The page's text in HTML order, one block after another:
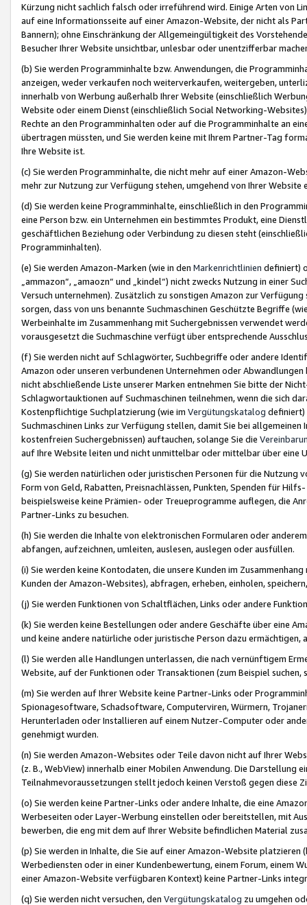
Kürzung nicht sachlich falsch oder irreführend wird. Einige Arten von
auf eine Informationsseite auf einer Amazon-Website, der nicht als
Bannern); ohne Einschränkung der Allgemeingültigkeit des
Besucher Ihrer Website unsichtbar, unlesbar oder unentzifferbar
(b) Sie werden Programminhalte bzw. Anwendungen, die
anzeigen, weder verkaufen noch weiterverkaufen, weitergeben,
innerhalb von Werbung außerhalb Ihrer Website (einschließlich
Website oder einem Dienst (einschließlich Social Networking-
Rechte an den Programminhalten oder auf die Programminhalte an
übertragen müssten, und Sie werden keine mit Ihrem Partner-Tag
Ihre Website ist.
(c) Sie werden Programminhalte, die nicht mehr auf einer Amazon-
mehr zur Nutzung zur Verfügung stehen, umgehend von Ihrer
(d) Sie werden keine Programminhalte, einschließlich in den
eine Person bzw. ein Unternehmen ein bestimmtes Produkt, eine
geschäftlichen Beziehung oder Verbindung zu diesen steht
Programminhalten).
(e) Sie werden Amazon-Marken (wie in den Markenrichtlinien definiert)
„ammazon“, „amaozn“ und „kindel“) nicht zwecks Nutzung in einer
Versuch unternehmen). Zusätzlich zu sonstigen Amazon zur
sorgen, dass von uns benannte Suchmaschinen Geschützte Begriffe
Werbeinhalte im Zusammenhang mit Suchergebnissen verwendet
vorausgesetzt die Suchmaschine verfügt über entsprechende
(f) Sie werden nicht auf Schlagwörter, Suchbegriffe oder andere
Amazon oder unseren verbundenen Unternehmen oder
nicht abschließende Liste unserer Marken entnehmen Sie bitte der
Schlagwortauktionen auf Suchmaschinen teilnehmen, wenn die sich
Kostenpflichtige Suchplatzierung (wie im Vergütungskatalog definiert)
Suchmaschinen Links zur Verfügung stellen, damit Sie bei
kostenfreien Suchergebnissen) auftauchen, solange Sie die
auf Ihre Website leiten und nicht unmittelbar oder mittelbar über eine
(g) Sie werden natürlichen oder juristischen Personen für die Nutzung
Form von Geld, Rabatten, Preisnachlässen, Punkten, Spenden für
beispielsweise keine Prämien- oder Treueprogramme auflegen, die
Partner-Links zu besuchen.
(h) Sie werden die Inhalte von elektronischen Formularen oder
abfangen, aufzeichnen, umleiten, auslesen, auslegen oder ausfüllen.
(i) Sie werden keine Kontodaten, die unsere Kunden im
Kunden der Amazon-Websites), abfragen, erheben, einholen,
(j) Sie werden Funktionen von Schaltflächen, Links oder andere
(k) Sie werden keine Bestellungen oder andere Geschäfte über eine
und keine andere natürliche oder juristische Person dazu
(l) Sie werden alle Handlungen unterlassen, die nach vernünftigem
Website, auf der Funktionen oder Transaktionen (zum Beispiel
(m) Sie werden auf Ihrer Website keine Partner-Links oder
Spionagesoftware, Schadsoftware, Computerviren, Würmern,
Herunterladen oder Installieren auf einem Nutzer-Computer oder
genehmigt wurden.
(n) Sie werden Amazon-Websites oder Teile davon nicht auf Ihrer
(z. B., WebView) innerhalb einer Mobilen Anwendung. Die Darstellung
Teilnahmevoraussetzungen stellt jedoch keinen Verstoß gegen diese
(o) Sie werden keine Partner-Links oder andere Inhalte, die eine
Werbeseiten oder Layer-Werbung einstellen oder bereitstellen, mit
bewerben, die eng mit dem auf Ihrer Website befindlichen Material
(p) Sie werden in Inhalte, die Sie auf einer Amazon-Website
Werbediensten oder in einer Kundenbewertung, einem Forum, einem
einer Amazon-Website verfügbaren Kontext) keine Partner-Links
(q) Sie werden nicht versuchen, den Vergütungskatalog zu umgehen